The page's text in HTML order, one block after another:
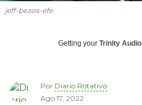
jeff-bezos-efe
Getting your Trinity Audio
Por Diario Rotativo
Ago 17, 2022